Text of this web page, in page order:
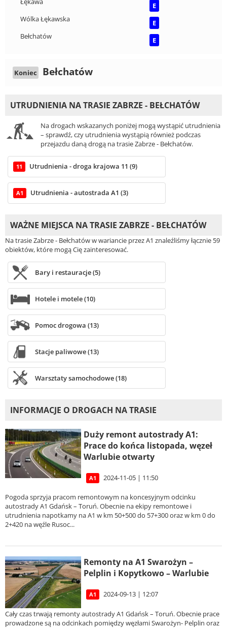
E
Wólka Łękawska
E
Bełchatów
E
Koniec Bełchatów
UTRUDNIENIA NA TRASIE ZABRZE - BEŁCHATÓW
Na drogach wskazanych poniżej mogą wystąpić utrudnienia
– sprawdź, czy utrudnienia wystąpią również podczas
przejazdu daną drogą na trasie Zabrze - Bełchatów.
11 Utrudnienia - droga krajowa 11 (9)
A1 Utrudnienia - autostrada A1 (3)
WAŻNE MIEJSCA NA TRASIE ZABRZE - BEŁCHATÓW
Na trasie Zabrze - Bełchatów w wariancie przez A1 znaleźliśmy łącznie 59
obiektów, które mogą Cię zainteresować.
Bary i restauracje (5)
Hotele i motele (10)
Pomoc drogowa (13)
Stacje paliwowe (13)
Warsztaty samochodowe (18)
INFORMACJE O DROGACH NA TRASIE
Duży remont autostrady A1:
Prace do końca listopada, węzeł
Warlubie otwarty
A1 2024-11-05 | 11:50
Pogoda sprzyja pracom remontowym na koncesyjnym odcinku
autostrady A1 Gdańsk – Toruń. Obecnie na ekipy remontowe i
utrudnienia napotkamy na A1 w km 50+500 do 57+300 oraz w km 0 do
2+420 na węźle Rusoc...
Remonty na A1 Swarożyn –
Pelplin i Kopytkowo – Warlubie
A1 2024-09-13 | 12:07
Cały czas trwają remonty autostrady A1 Gdańsk – Toruń. Obecnie prace
prowadzone są na odcinkach pomiędzy węzłami Swarożyn- Pelplin oraz